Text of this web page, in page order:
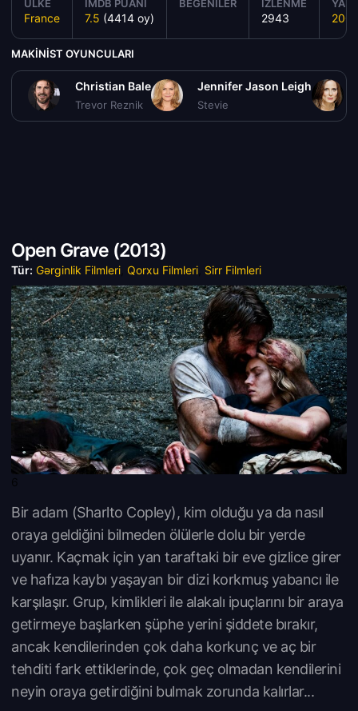
ÜLKE
France
IMDB PUANI
7.5 (4414 oy)
BEĞENILER İZLENME
2943
MAKINIST OYUNCULARI
Christian Bale
Trevor Reznik
Jennifer Jason Leigh
Stevie
Open Grave (2013)
Tür: Gərginlik Filmleri Qorxu Filmleri Sirr Filmleri
6
Bir adam (Sharlto Copley), kim olduğu ya da nasıl
oraya geldiğini bilmeden ölülerle dolu bir yerde
uyanır. Kaçmak için yan taraftaki bir eve gizlice girer
ve hafıza kaybı yaşayan bir dizi korkmuş yabancı ile
karşılaşır. Grup, kimlikleri ile alakalı ipuçlarını bir araya
getirmeye başlarken şüphe yerini şiddete bırakır,
ancak kendilerinden çok daha korkunç ve aç bir
tehditi fark ettiklerinde, çok geç olmadan kendilerini
neyin oraya getirdiğini bulmak zorunda kalırlar...